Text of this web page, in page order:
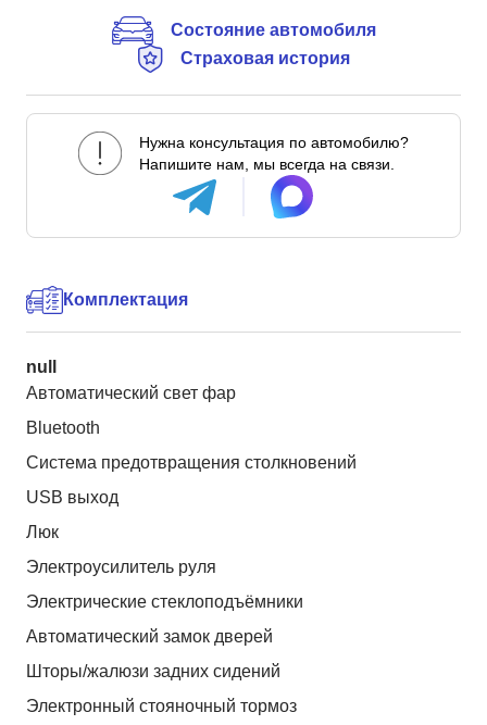
Состояние автомобиля
Страховая история
Нужна консультация по автомобилю?
Напишите нам, мы всегда на связи.
Комплектация
null
Автоматический свет фар
Bluetooth
Система предотвращения столкновений
USB выход
Люк
Электроусилитель руля
Электрические стеклоподъёмники
Автоматический замок дверей
Шторы/жалюзи задних сидений
Электронный стояночный тормоз